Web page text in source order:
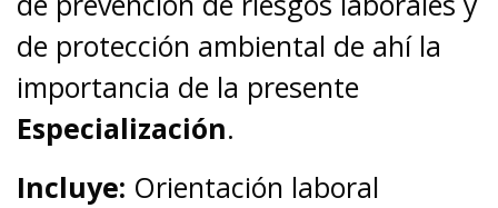
de protección ambiental de ahí la
importancia de la presente
Especialización.
Incluye: Orientación laboral